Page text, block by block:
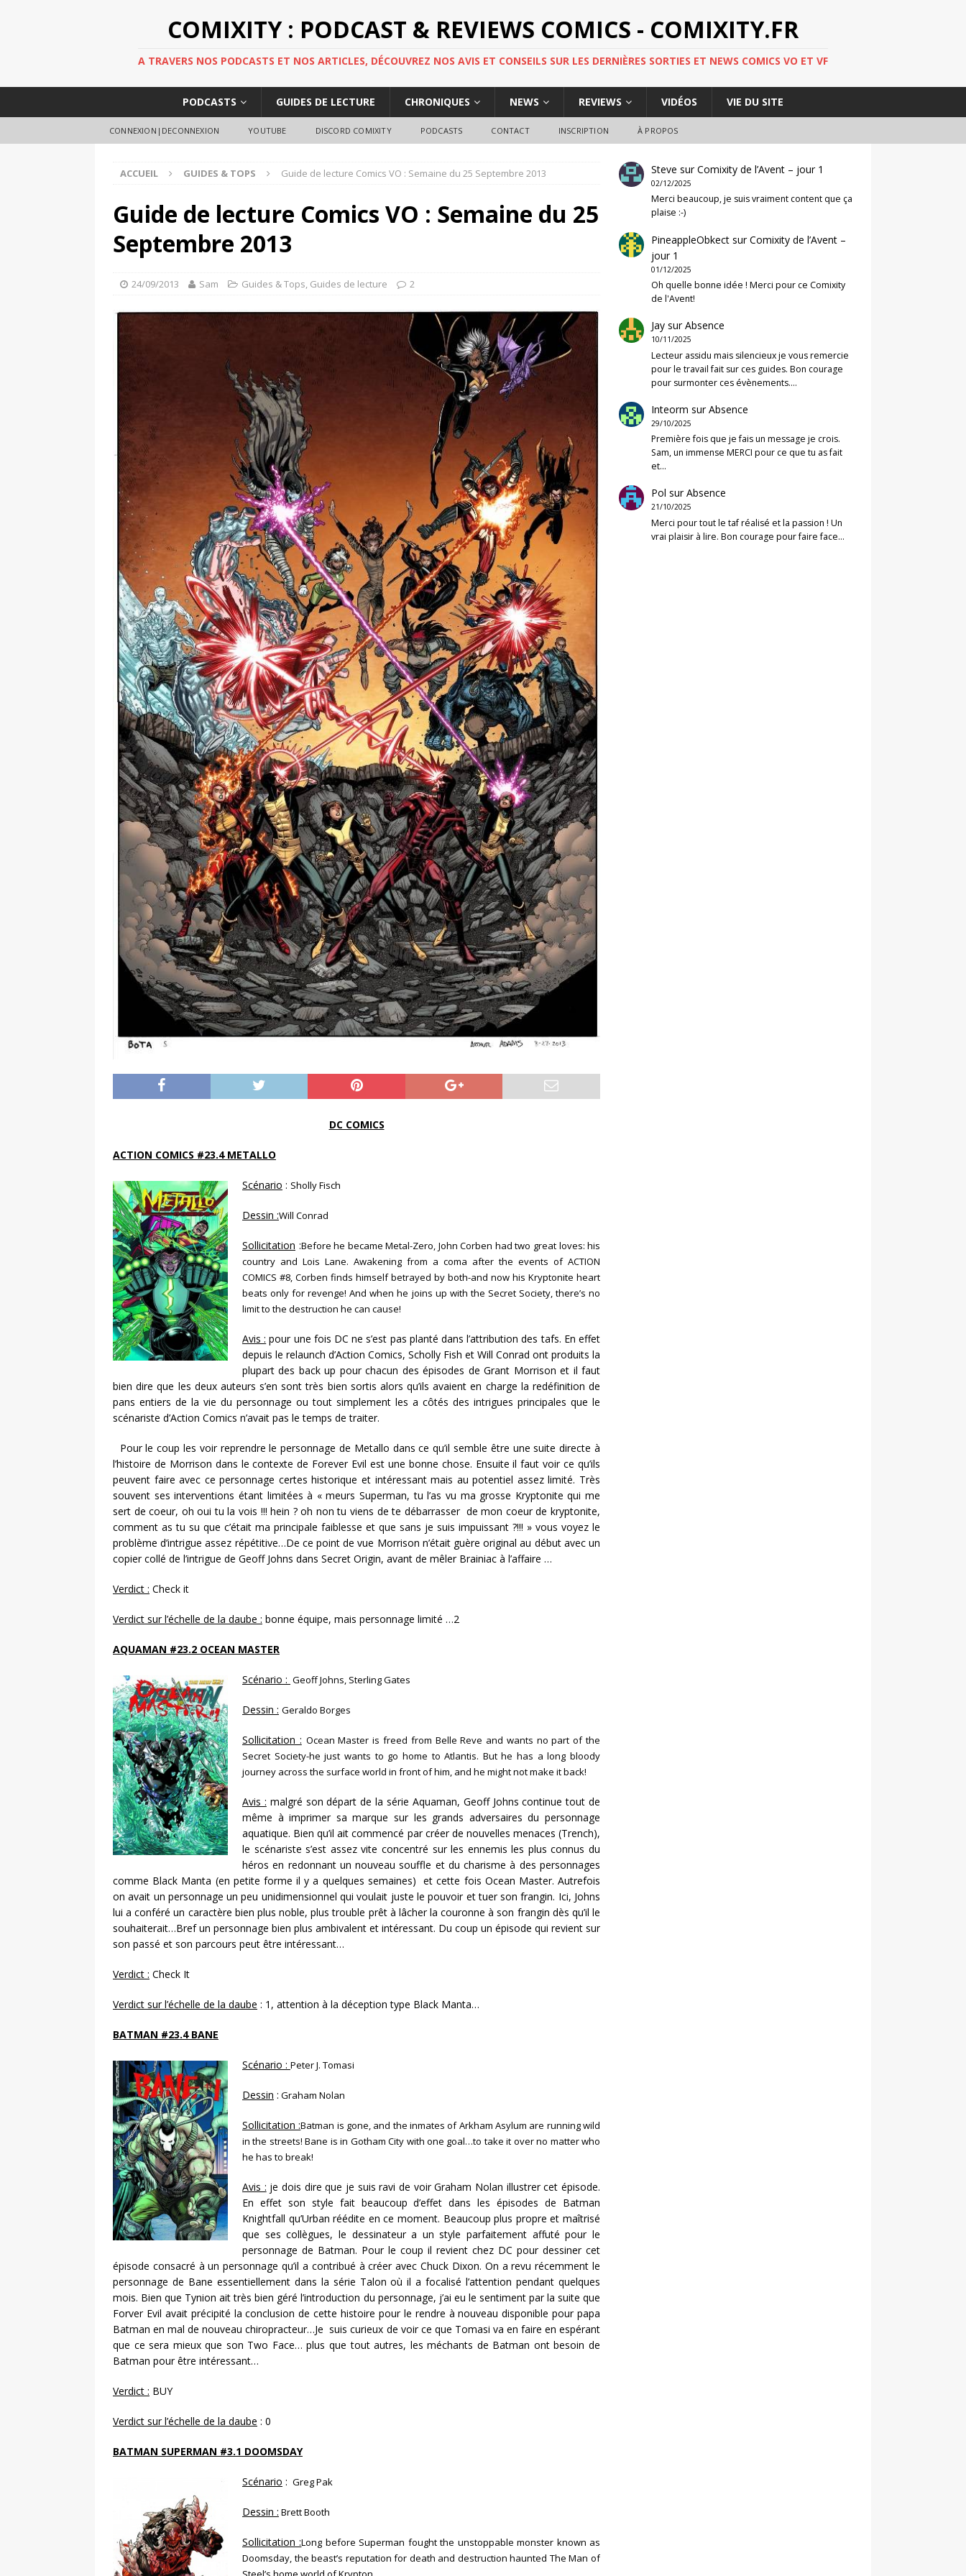
COMIXITY : PODCAST & REVIEWS COMICS - COMIXITY.FR
A TRAVERS NOS PODCASTS ET NOS ARTICLES, DÉCOUVREZ NOS AVIS ET CONSEILS SUR LES DERNIÈRES SORTIES ET NEWS COMICS VO ET VF
PODCASTS GUIDES DE LECTURE CHRONIQUES NEWS REVIEWS VIDÉOS VIE DU SITE
CONNEXION|DECONNEXION YOUTUBE DISCORD COMIXITY PODCASTS CONTACT INSCRIPTION À PROPOS
ACCUEIL GUIDES & TOPS Guide de lecture Comics VO : Semaine du 25 Septembre 2013
Guide de lecture Comics VO : Semaine du 25
Septembre 2013
24/09/2013 Sam Guides & Tops, Guides de lecture 2
DC COMICS
ACTION COMICS #23.4 METALLO
Scénario : Sholly Fisch
Dessin :Will Conrad
Sollicitation :Before he became Metal-Zero, John Corben had two great loves: his
country and Lois Lane. Awakening from a coma after the events of ACTION
COMICS #8, Corben finds himself betrayed by both-and now his Kryptonite heart
beats only for revenge! And when he joins up with the Secret Society, there’s no
limit to the destruction he can cause!
Avis : pour une fois DC ne s’est pas planté dans l’attribution des tafs. En effet
depuis le relaunch d’Action Comics, Scholly Fish et Will Conrad ont produits la
plupart des back up pour chacun des épisodes de Grant Morrison et il faut
bien dire que les deux auteurs s’en sont très bien sortis alors qu’ils avaient en charge la redéfinition de
pans entiers de la vie du personnage ou tout simplement les a côtés des intrigues principales que le
scénariste d’Action Comics n’avait pas le temps de traiter.
Pour le coup les voir reprendre le personnage de Metallo dans ce qu’il semble être une suite directe à
l’histoire de Morrison dans le contexte de Forever Evil est une bonne chose. Ensuite il faut voir ce qu’ils
peuvent faire avec ce personnage certes historique et intéressant mais au potentiel assez limité. Très
souvent ses interventions étant limitées à « meurs Superman, tu l’as vu ma grosse Kryptonite qui me
sert de coeur, oh oui tu la vois !!! hein ? oh non tu viens de te débarrasser de mon coeur de kryptonite,
comment as tu su que c’était ma principale faiblesse et que sans je suis impuissant ?!!! » vous voyez le
problème d’intrigue assez répétitive…De ce point de vue Morrison n’était guère original au début avec un
copier collé de l’intrigue de Geoff Johns dans Secret Origin, avant de mêler Brainiac à l’affaire …
Verdict : Check it
Verdict sur l’échelle de la daube : bonne équipe, mais personnage limité …2
AQUAMAN #23.2 OCEAN MASTER
Scénario : Geoff Johns, Sterling Gates
Dessin : Geraldo Borges
Sollicitation : Ocean Master is freed from Belle Reve and wants no part of the
Secret Society-he just wants to go home to Atlantis. But he has a long bloody
journey across the surface world in front of him, and he might not make it back!
Avis : malgré son départ de la série Aquaman, Geoff Johns continue tout de
même à imprimer sa marque sur les grands adversaires du personnage
aquatique. Bien qu’il ait commencé par créer de nouvelles menaces (Trench),
le scénariste s’est assez vite concentré sur les ennemis les plus connus du
héros en redonnant un nouveau souffle et du charisme à des personnages
comme Black Manta (en petite forme il y a quelques semaines) et cette fois Ocean Master. Autrefois
on avait un personnage un peu unidimensionnel qui voulait juste le pouvoir et tuer son frangin. Ici, Johns
lui a conféré un caractère bien plus noble, plus trouble prêt à lâcher la couronne à son frangin dès qu’il le
souhaiterait…Bref un personnage bien plus ambivalent et intéressant. Du coup un épisode qui revient sur
son passé et son parcours peut être intéressant…
Verdict : Check It
Verdict sur l’échelle de la daube : 1, attention à la déception type Black Manta…
BATMAN #23.4 BANE
Scénario : Peter J. Tomasi
Dessin : Graham Nolan
Sollicitation :Batman is gone, and the inmates of Arkham Asylum are running wild
in the streets! Bane is in Gotham City with one goal…to take it over no matter who
he has to break!
Avis : je dois dire que je suis ravi de voir Graham Nolan illustrer cet épisode.
En effet son style fait beaucoup d’effet dans les épisodes de Batman
Knightfall qu’Urban réédite en ce moment. Beaucoup plus propre et maîtrisé
que ses collègues, le dessinateur a un style parfaitement affuté pour le
personnage de Batman. Pour le coup il revient chez DC pour dessiner cet
épisode consacré à un personnage qu’il a contribué à créer avec Chuck Dixon. On a revu récemment le
personnage de Bane essentiellement dans la série Talon où il a focalisé l’attention pendant quelques
mois. Bien que Tynion ait très bien géré l’introduction du personnage, j’ai eu le sentiment par la suite que
Forver Evil avait précipité la conclusion de cette histoire pour le rendre à nouveau disponible pour papa
Batman en mal de nouveau chiropracteur…Je suis curieux de voir ce que Tomasi va en faire en espérant
que ce sera mieux que son Two Face… plus que tout autres, les méchants de Batman ont besoin de
Batman pour être intéressant…
Verdict : BUY
Verdict sur l’échelle de la daube : 0
BATMAN SUPERMAN #3.1 DOOMSDAY
Scénario : Greg Pak
Dessin : Brett Booth
Sollicitation :Long before Superman fought the unstoppable monster known as
Doomsday, the beast’s reputation for death and destruction haunted The Man of
Steve surComixity de l’Avent – jour 1
02/12/2025
Merci beaucoup, je suis vraiment content que ça
plaise :-)
PineappleObkect surComixity de l’Avent –
jour 1
01/12/2025
Oh quelle bonne idée ! Merci pour ce Comixity
de l'Avent!
Jay surAbsence
10/11/2025
Lecteur assidu mais silencieux je vous remercie
pour le travail fait sur ces guides. Bon courage
pour surmonter ces évènements.…
Inteorm surAbsence
29/10/2025
Première fois que je fais un message je crois.
Sam, un immense MERCI pour ce que tu as fait
et…
Pol surAbsence
21/10/2025
Merci pour tout le taf réalisé et la passion ! Un
vrai plaisir à lire. Bon courage pour faire face…